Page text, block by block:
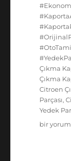
Çıkma
Çıkma
Citroen
Parçası,
Yedek
Citroen
bir yorum